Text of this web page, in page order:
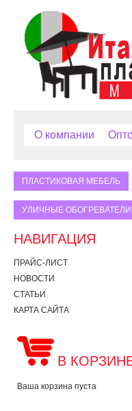
О компании
ПЛАСТИКОВАЯ МЕБЕЛЬ
УЛИЧНЫЕ ОБОГРЕВАТЕЛИ
НАВИГАЦИЯ
ПРАЙС-ЛИСТ
НОВОСТИ
СТАТЬИ
КАРТА САЙТА
В
Ваша корзина пуста